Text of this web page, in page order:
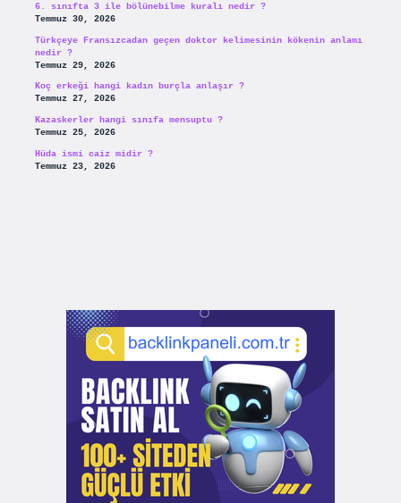
6. sınıfta 3 ile bölünebilme kuralı nedir ?
Temmuz 30, 2026
Türkçeye Fransızcadan geçen doktor kelimesinin kökenin anlamı
nedir ?
Temmuz 29, 2026
Koç erkeği hangi kadın burçla anlaşır ?
Temmuz 27, 2026
Kazaskerler hangi sınıfa mensuptu ?
Temmuz 25, 2026
Hüda ismi caiz midir ?
Temmuz 23, 2026